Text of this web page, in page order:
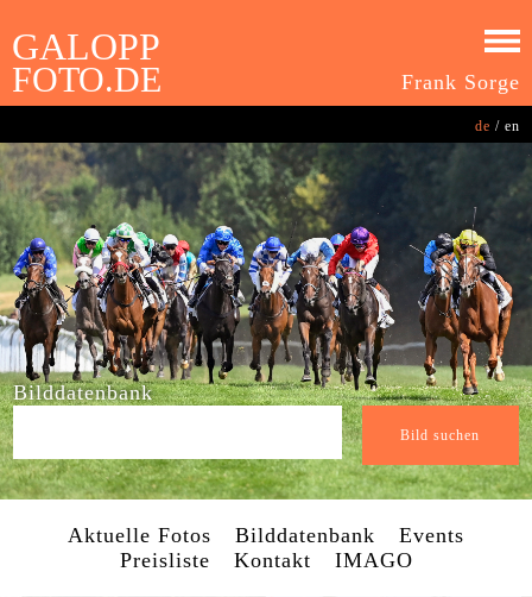
GALOPP
FOTO.DE Frank Sorge
de / en
Bilddatenbank
Aktuelle Fotos Bilddatenbank
Events
Preisliste
Kontakt IMAGO